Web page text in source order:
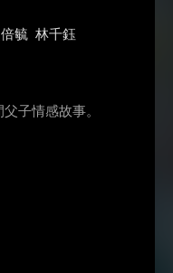
毓 林千鈺
子情感故事。